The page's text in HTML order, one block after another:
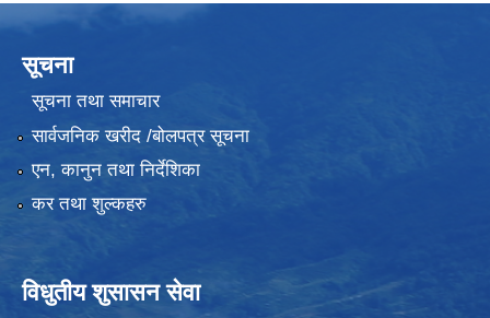
सूचना
सूचना तथा समाचार
सार्वजनिक खरीद /बोलपत्र सूचना
एन, कानुन तथा निर्देशिका
कर तथा शुल्कहरु
विधुतीय शुसासन सेवा